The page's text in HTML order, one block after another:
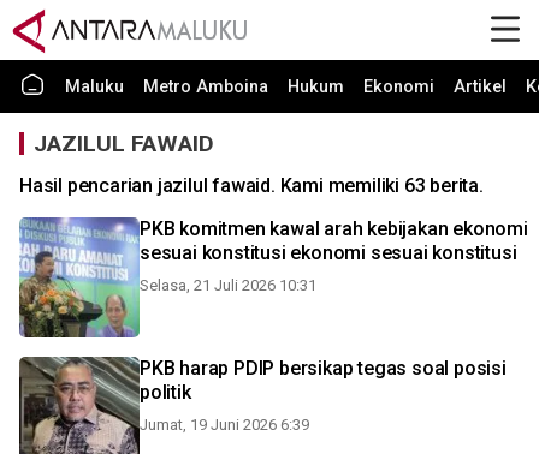
Maluku Metro Amboina Hukum Ekonomi Artikel
JAZILUL FAWAID
Hasil pencarian jazilul fawaid. Kami memiliki 63 berita.
PKB komitmen kawal arah kebijakan ekonomi
sesuai konstitusi ekonomi sesuai konstitusi
Selasa, 21 Juli 2026 10:31
PKB harap PDIP bersikap tegas soal posisi
politik
Jumat, 19 Juni 2026 6:39